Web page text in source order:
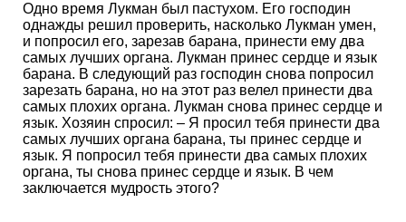
Одно время Лукман был пастухом. Его господин
однажды решил проверить, насколько Лукман умен,
и попросил его, зарезав барана, принести ему два
самых лучших органа. Лукман принес сердце и язык
барана. В следующий раз господин снова попросил
зарезать барана, но на этот раз велел принести два
самых плохих органа. Лукман снова принес сердце и
язык. Хозяин спросил: – Я просил тебя принести два
самых лучших органа барана, ты принес сердце и
язык. Я попросил тебя принести два самых плохих
органа, ты снова принес сердце и язык. В чем
заключается мудрость этого?